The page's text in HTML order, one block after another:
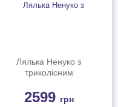
Лялька Ненуко з
триколісним
2599 грн